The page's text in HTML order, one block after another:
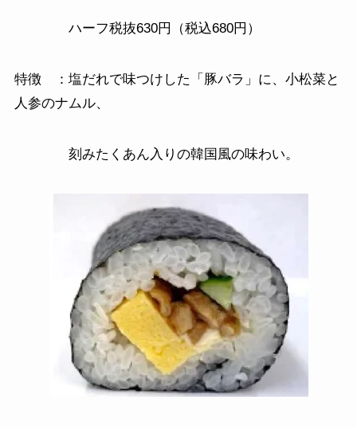
ハーフ税抜630円（税込680円）
特徴 ：塩だれで味つけした「豚バラ」に、小松菜と
人参のナムル、
刻みたくあん入りの韓国風の味わい。